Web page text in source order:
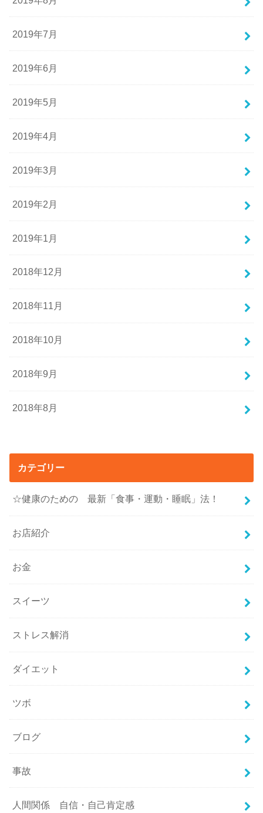
2019年7月
2019年6月
2019年5月
2019年4月
2019年3月
2019年2月
2019年1月
2018年12月
2018年11月
2018年10月
2018年9月
2018年8月
カテゴリー
☆健康のための 最新「食事・運動・睡眠」法！
お店紹介
お金
スイーツ
ストレス解消
ダイエット
ツボ
ブログ
事故
人間関係 自信・自己肯定感